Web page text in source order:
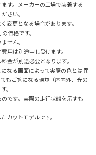
す。メーカーの工場で装着する
さい。
変更となる場合があります。
価格です。
せん。
用は別途申し受けます。
金が別途必要となります。
なる画面によって実際の色とは異
もご覧になる環境（屋内外、光の
。
です。実際の走行状態を示すも
カットモデルです。